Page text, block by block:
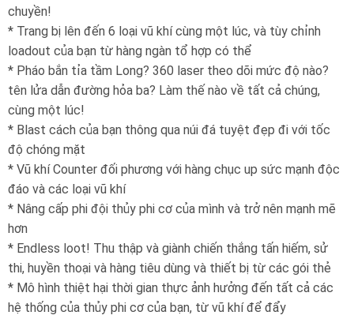
chuyền!
* Trang bị lên đến 6 loại vũ khí cùng một lúc, và tùy chỉnh
loadout của bạn từ hàng ngàn tổ hợp có thể
* Pháo bắn tỉa tầm Long? 360 laser theo dõi mức độ nào?
tên lửa dẫn đường hỏa ba? Làm thế nào về tất cả chúng,
cùng một lúc!
* Blast cách của bạn thông qua núi đá tuyệt đẹp đi với tốc
độ chóng mặt
* Vũ khí Counter đối phương với hàng chục up sức mạnh độc
đáo và các loại vũ khí
* Nâng cấp phi đội thủy phi cơ của mình và trở nên mạnh mẽ
hơn
* Endless loot! Thu thập và giành chiến thắng tấn hiếm, sử
thi, huyền thoại và hàng tiêu dùng và thiết bị từ các gói thẻ
* Mô hình thiệt hại thời gian thực ảnh hưởng đến tất cả các
hệ thống của thủy phi cơ của bạn, từ vũ khí để đẩy